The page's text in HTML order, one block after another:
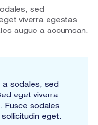
sed
viverra egestas
augue a accumsan.
a sodales, sed
eget viverra
Fusce sodales
eget.